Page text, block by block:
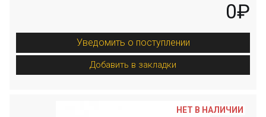
0₽
Уведомить о поступлении
Добавить в закладки
НЕТ В НАЛИЧИИ